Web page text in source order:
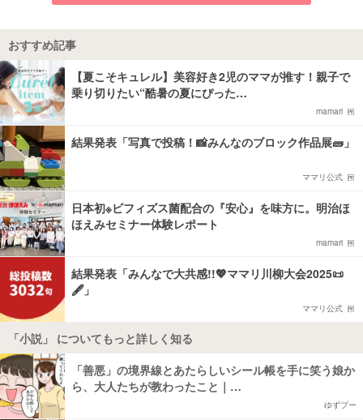
おすすめ記事
【夏こそキュレル】美容好き2児のママが推す！親子で
乗り切りたい“酷暑の夏にぴった…
mamari
結果発表「写真で投稿！📸みんなのブロック作品展🧱」
ママリ公式
日本初※ビフィズス菌配合の『安心』を味方に。明治ほ
ほえみセミナー体験レポート
mamari
結果発表「みんなで大共感!!💖ママリ川柳大会2025📜
🖋️」
ママリ公式
「小説」 についてもっと詳しく知る
「善悪」の境界線とあたらしいシール帳を手に笑う娘か
ら、大人たちが教わったこと｜…
ゆずプー